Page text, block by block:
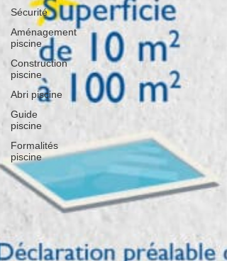
Sécurité
Aménagement
piscine
Construction
piscine
Abri piscine
Guide
piscine
Formalités
piscine